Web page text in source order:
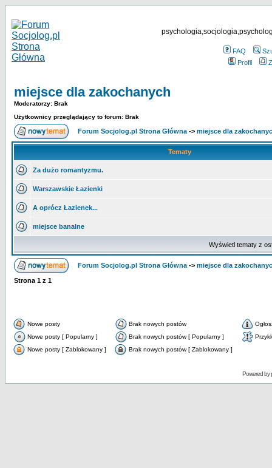
FAQ
Profil
miejsce dla zakochanych
Moderatorzy: Brak
Użytkownicy przeglądający to forum: Brak
Forum Socjolog.pl Strona Główna -> miejsce dla
Tematy
Za dużo romantyzmu.
Warszawskie Łazienki
A oprócz Łazienek...
miejsce banalne
Wyświetl tematy z
Forum Socjolog.pl Strona Główna -> miejsce dla
Strona 1 z 1
Nowe posty Brak nowych postów
Nowe posty [ Popularny ]
Brak nowych postów [ Popularny ]
Nowe posty [ Zablokowany ]
Brak nowych postów [ Zablokowany ]
Powered by